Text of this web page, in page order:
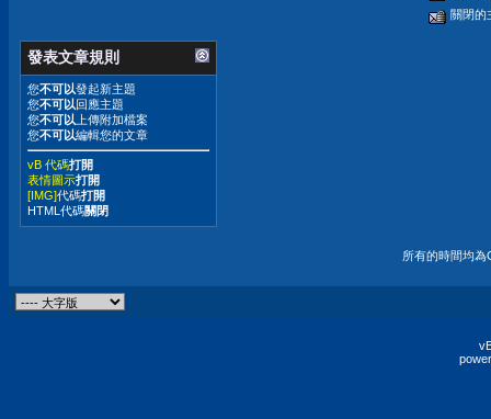
關閉的
發表文章規則
您不可以發起新主題
您不可以回應主題
您不可以 上傳附加檔案
您不可以編輯您的文章
vB 代碼打開
表情圖示打開
[IMG]代碼打開
HTML代碼關閉
所有的時間均為